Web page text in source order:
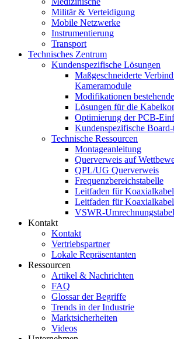
Militär & Verteidigung
Mobile Netzwerke
Instrumentierung
Transport
Technisches Zentrum
Kundenspezifische Lösungen
Maßgeschneiderte
Kameramodule
Modifikationen
Lösungen für die
Optimierung der PCB-
Kundenspezifische
Technische Ressourcen
Montageanleitung
Querverweis auf
QPL/UG Querverweis
Frequenzbereichstabelle
Leitfaden für Koaxialkabel
Leitfaden für Koaxialkabel
VSWR-
Kontakt
Kontakt
Vertriebspartner
Lokale Repräsentanten
Ressourcen
Artikel & Nachrichten
FAQ
Glossar der Begriffe
Trends in der Industrie
Marktsicherheiten
Videos